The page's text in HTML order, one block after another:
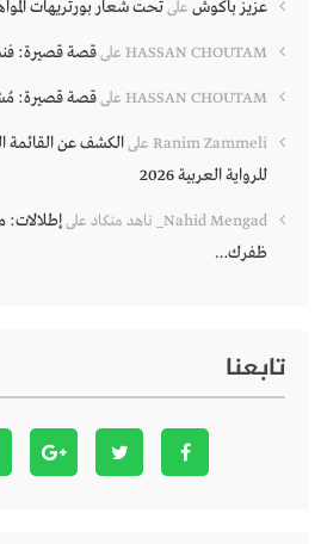
عزيز باكوش علىتحت شعار بورتريهات
HASSAN CHOUTAM علىقصة قصيرة:
HASSAN CHOUTAM علىقصة قصيرة:
Ranim Zammeli علىالكشف عن القائمة
للرواية العربية 2026
Nahid Mengad_ ناهد منكاد على
ظفرك…
تابعنا